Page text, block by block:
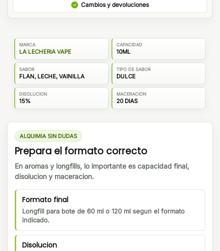
Cambios y devoluciones
MARCA
LA LECHERIA VAPE
CAPACIDAD
10ML
SABOR
FLAN, LECHE, VAINILLA
TIPO DE SABOR
DULCE
DISOLUCION
15%
MACERACION
20 DIAS
ALQUIMIA SIN DUDAS
Prepara el formato correcto
En aromas y longfills, lo importante es capacidad final,
disolucion y maceracion.
Formato final
Longfill para bote de 60 ml o 120 ml segun el formato
indicado.
Disolucion